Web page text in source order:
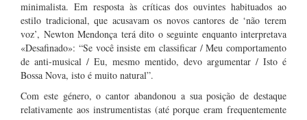
minimalista. Em resposta às críticas dos ouvintes habituados ao
estilo tradicional, que acusavam os novos cantores de ‘não terem
voz’, Newton Mendonça terá dito o seguinte enquanto interpretava
«Desafinado»: “Se você insiste em classificar / Meu comportamento
de anti-musical / Eu, mesmo mentido, devo argumentar / Isto é
Bossa Nova, isto é muito natural”.
Com este género, o cantor abandonou a sua posição de destaque
relativamente aos instrumentistas (até porque eram frequentemente